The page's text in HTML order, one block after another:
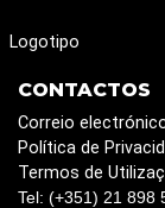
Logotipo
CONTACTOS
Correio
Política de
Termos de
Tel: (+351) 21 898